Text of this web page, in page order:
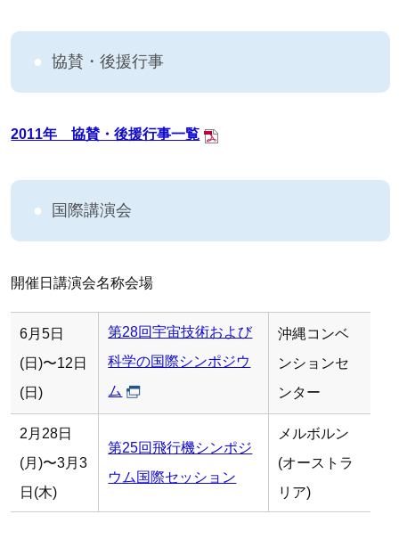
協賛・後援行事
2011年 協賛・後援行事一覧
国際講演会
開催日講演会名称会場
6月5日
(日)〜12日
(日)
第28回宇宙技術および
科学の国際シンポジウ
ム
沖縄コンベ
ンションセ
ンター
2月28日
(月)〜3月3
日(木)
第25回飛行機シンポジ
ウム国際セッション
メルボルン
(オーストラ
リア)